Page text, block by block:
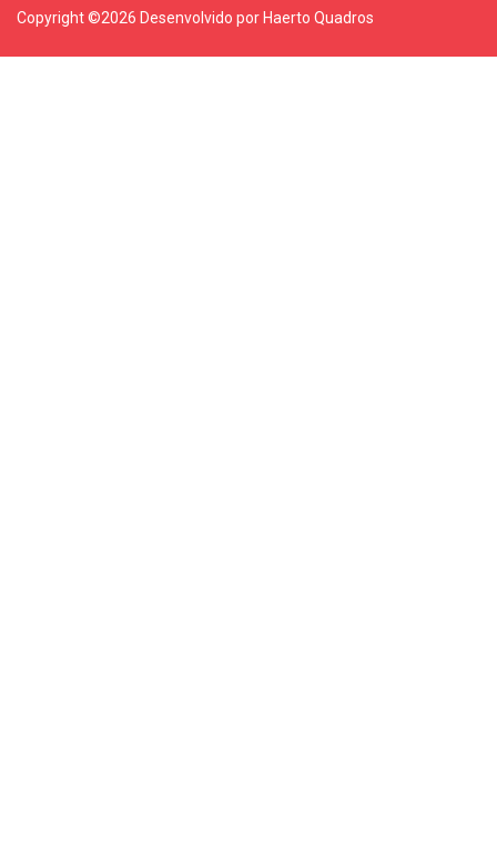
Copyright ©2026 Desenvolvido por Haerto Quadros